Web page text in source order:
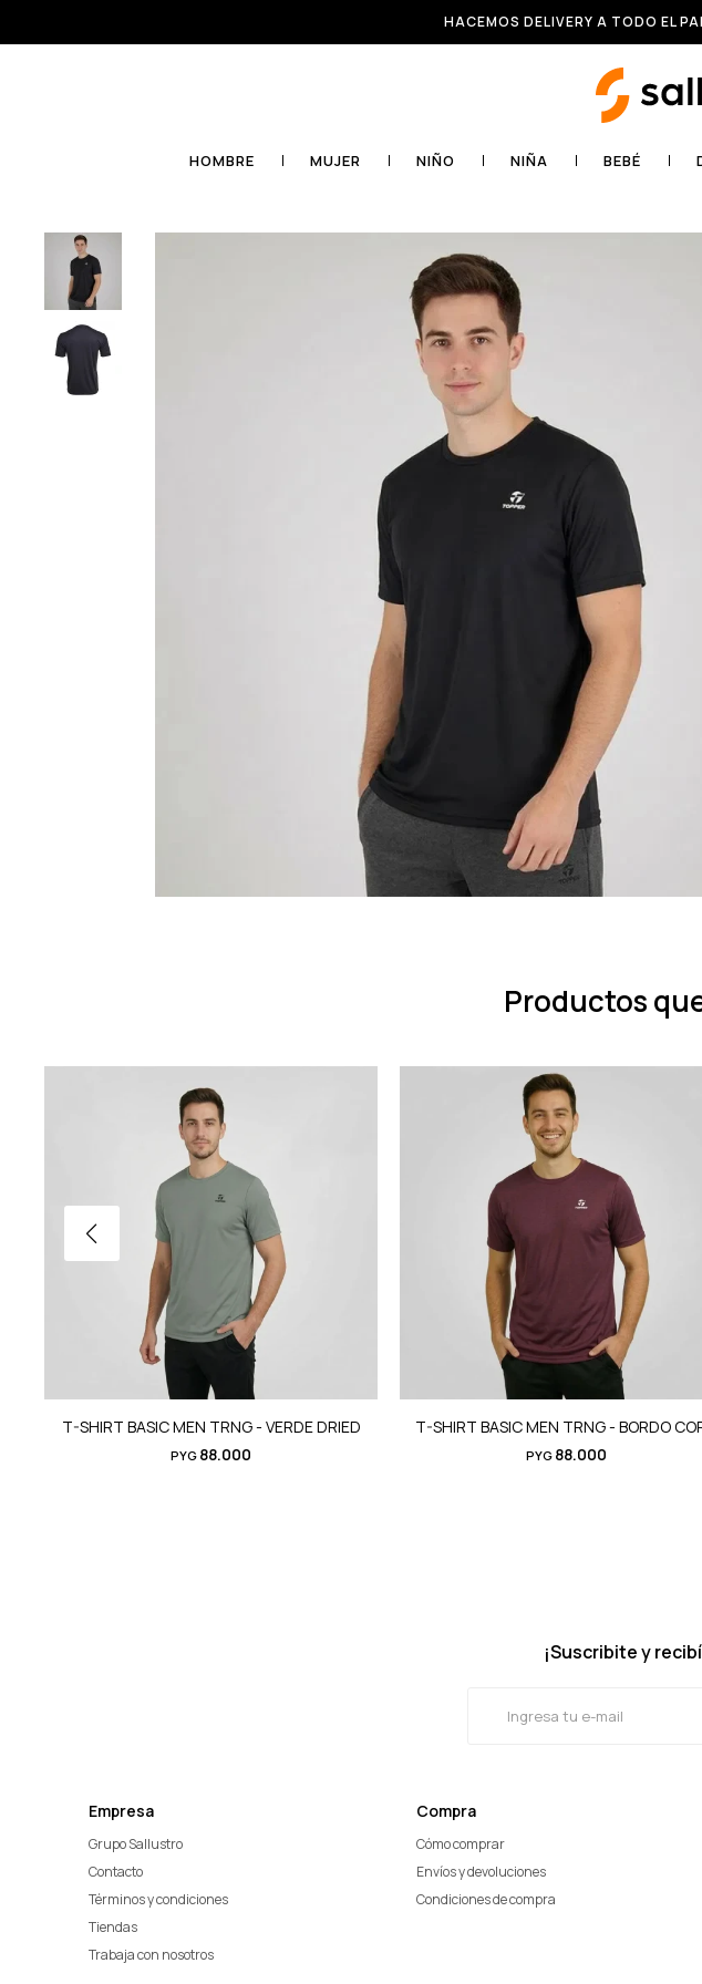
HACEMOS DELIVERY A TODO EL
HOMBRE MUJER NIÑO NIÑA BEBÉ
Productos
T-SHIRT BASIC MEN TRNG - VERDE DRIED
PYG 88.000
T-SHIRT BASIC MEN TRNG - BORDO
PYG 88.000
Empresa
Grupo Sallustro
Contacto
Términos y condiciones
Tiendas
Trabaja con nosotros
Compra
Cómo comprar
Envíos y devoluciones
Condiciones de compra
¡Suscribite y